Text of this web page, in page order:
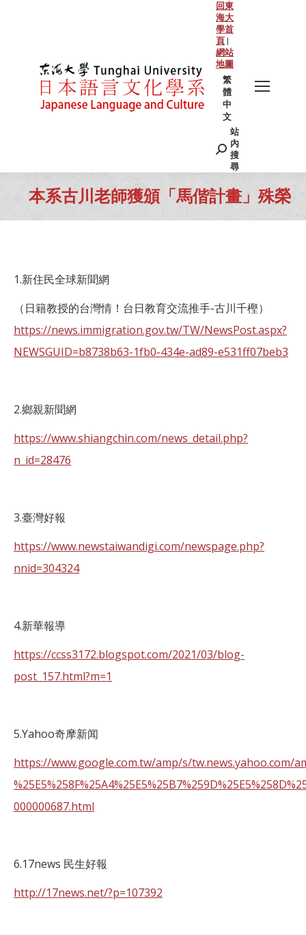
回東
海大
學首
頁 |
網站
地圖
繁
體
中
文
Search:
站
內
搜
尋
本系古川老師獲頒「馬偕計畫」殊榮
You are here:
1.新住民全球新聞網
（日籍教授的台灣情！台日教育交流推手-古川千樫）
https://news.immigration.gov.tw/TW/NewsPost.aspx?
NEWSGUID=b8738b63-1fb0-434e-ad89-e531ff07beb3
2.鄉親新聞網
https://www.shiangchin.com/news_detail.php?
n_id=28476
3.臺灣好報
https://www.newstaiwandigi.com/newspage.php?
nnid=304324
4.新華報導
https://ccss3172.blogspot.com/2021/03/blog-
post_157.html?m=1
5.Yahoo奇摩新闻
https://www.google.com.tw/amp/s/tw.news.yahoo.com/
000000687.html
6.17news 民生好報
http://17news.net/?p=107392